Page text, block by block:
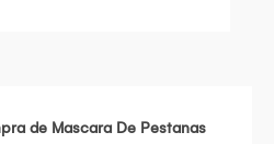
de Mascara De Pestanas